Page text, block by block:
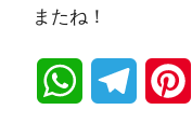
またね！
W